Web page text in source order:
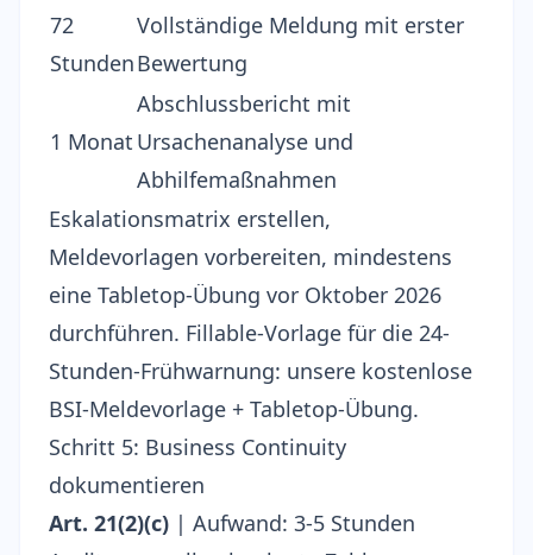
72
Stunden
Vollständige Meldung mit erster
Bewertung
1 Monat
Abschlussbericht mit
Ursachenanalyse und
Abhilfemaßnahmen
Eskalationsmatrix erstellen,
Meldevorlagen vorbereiten, mindestens
eine Tabletop-Übung vor Oktober 2026
durchführen. Fillable-Vorlage für die 24-
Stunden-Frühwarnung: unsere kostenlose
BSI-Meldevorlage + Tabletop-Übung.
Schritt 5: Business Continuity
dokumentieren
Art. 21(2)(c) | Aufwand: 3-5 Stunden